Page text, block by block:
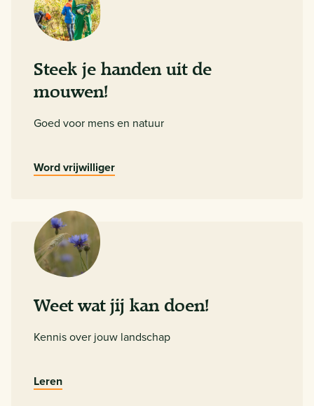
Steek je handen uit de
mouwen!
Goed voor mens en natuur
Word vrijwilliger
Weet wat jij kan doen!
Kennis over jouw landschap
Leren